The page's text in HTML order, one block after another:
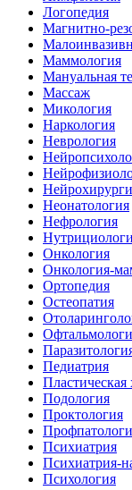
Логопедия
Магнитно-
Маммология
Мануальная
Массаж
Микология
Наркология
Неврология
Неонатология
Нефрология
Онкология
Онкология-
Ортопедия
Остеопатия
Педиатрия
Пластическая
Подология
Проктология
Психиатрия
Психиатрия-
Психология